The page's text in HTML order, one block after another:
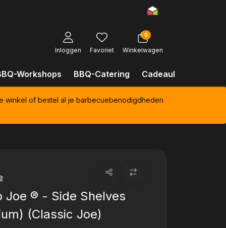
Inloggen Favoriet
0
Winkelwagen
Workshops BBQ-Catering Cadeaubonnen
winkel of bestel al je barbecuebenodigdheden
Joe ® - Side Shelves
(Classic Joe)